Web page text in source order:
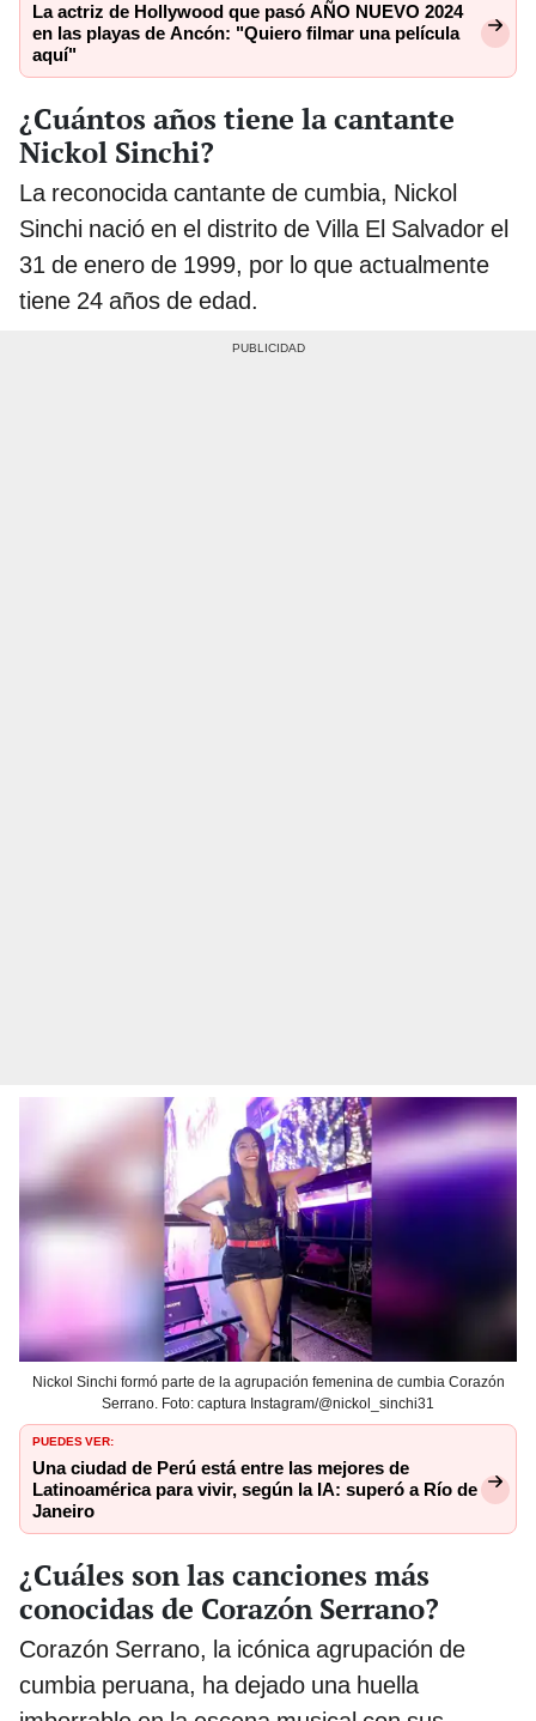
La actriz de Hollywood que pasó AÑO NUEVO 2024
en las playas de Ancón: "Quiero filmar una película
aquí"
¿Cuántos años tiene la cantante
Nickol Sinchi?
La reconocida cantante de cumbia, Nickol
Sinchi nació en el distrito de Villa El Salvador el
31 de enero de 1999, por lo que actualmente
tiene 24 años de edad.
Nickol Sinchi formó parte de la agrupación femenina de cumbia Corazón
Serrano. Foto: captura Instagram/@nickol_sinchi31
PUEDES VER:
Una ciudad de Perú está entre las mejores de
Latinoamérica para vivir, según la IA: superó a Río de
Janeiro
¿Cuáles son las canciones más
conocidas de Corazón Serrano?
Corazón Serrano, la icónica agrupación de
cumbia peruana, ha dejado una huella